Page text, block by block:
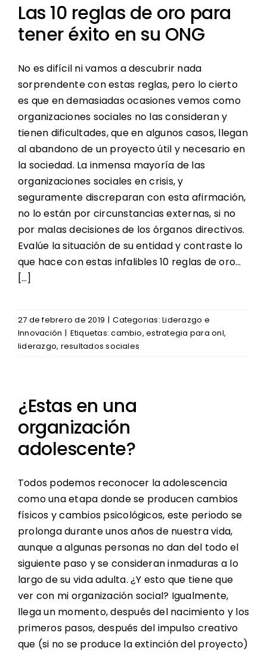
Las 10 reglas de oro para
tener éxito en su ONG
No es difícil ni vamos a descubrir nada
sorprendente con estas reglas, pero lo cierto
es que en demasiadas ocasiones vemos como
organizaciones sociales no las consideran y
tienen dificultades, que en algunos casos, llegan
al abandono de un proyecto útil y necesario en
la sociedad. La inmensa mayoría de las
organizaciones sociales en crisis, y
seguramente discreparan con esta afirmación,
no lo están por circunstancias externas, si no
por malas decisiones de los órganos directivos.
Evalúe la situación de su entidad y contraste lo
que hace con estas infalibles 10 reglas de oro…
[…]
27 de febrero de 2019 | Categorias:Liderazgo e
Innovación | Etiquetas:cambio,estrategia para onl,
liderazgo, resultados sociales
¿Estas en una
organización
adolescente?
Todos podemos reconocer la adolescencia
como una etapa donde se producen cambios
físicos y cambios psicológicos, este periodo se
prolonga durante unos años de nuestra vida,
aunque a algunas personas no dan del todo el
siguiente paso y se consideran inmaduras a lo
largo de su vida adulta. ¿Y esto que tiene que
ver con mi organización social? Igualmente,
llega un momento, después del nacimiento y los
primeros pasos, después del impulso creativo
que (si no se produce la extinción del proyecto)